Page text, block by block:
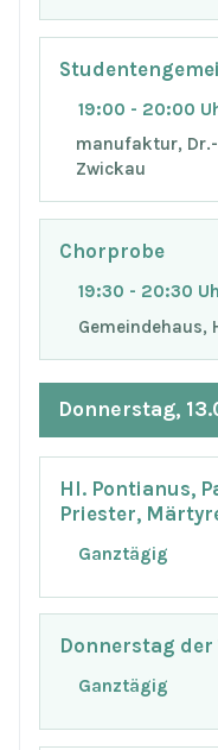
19:00 - 20:00
manufaktur,
Zwickau
Chorprobe
19:30 - 20:30
Gemeindehaus,
Donnerstag,
Hl. Pontianus,
Priester,
Ganztägig
Donnerstag der
Ganztägig